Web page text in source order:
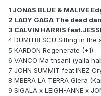
1 JONAS BLUE & MALIVE
2 LADY GAGA The dead
3 CALVIN HARRIS
4 DUMITRESCU Sitting in
5 KARDON Regenerate (+1)
6 VANCO Ma tnsani (yalla
7 JOHN SUMMIT feat.INEZ
8 MBERA LA TERRA Glera
9 SIGALA x LEIGH-ANNE x